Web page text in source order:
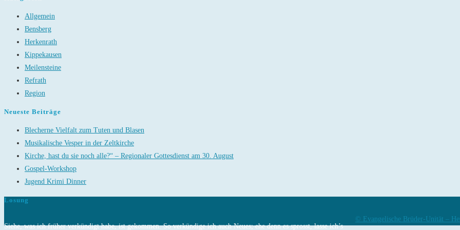
Allgemein
Bensberg
Herkenrath
Kippekausen
Meilensteine
Refrath
Region
Neueste Beiträge
Blecherne Vielfalt zum Tuten und Blasen
Musikalische Vesper in der Zeltkirche
Kirche, hast du sie noch alle?“ – Regionaler Gottesdienst am 30. August
Gospel-Workshop
Jugend Krimi Dinner
Losung
Siehe, was ich früher verkündigt habe, ist gekommen. So verkündige ich auch Neues; ehe denn es sprosst, lasse ich’s
© Evangelische Brüder-Unität –